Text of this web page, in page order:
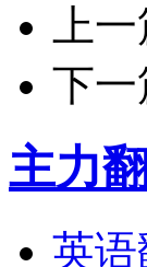
上
下一
主力
英语